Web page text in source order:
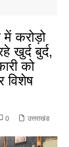
करोड़ो
खुर्द बुर्द,
को
विशेष
0 उत्तराखंड